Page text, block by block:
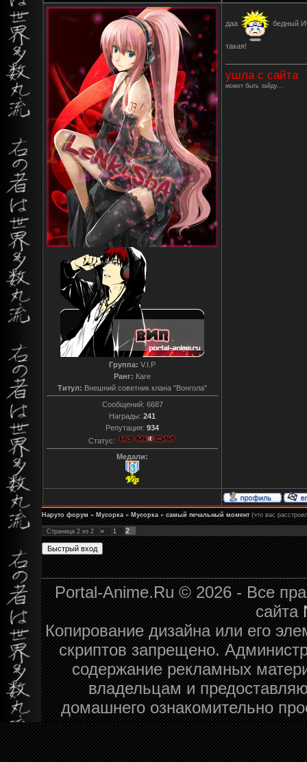
Группа: V.I.P
Ранг: Каге
Титул: Внешний советник клана "Вонгола"
Сообщений: 6687
Награды: 241
Репутация: 934
Статус:
Медали:
даа бедный
такая!
ушла с сайта
может быть зайду...
Наруто форум » Мусорка » Мусорка » самый печальный момент (что вас
Страница 2 из 2 « 1 2
Portal-Anime.Ru © 2026 - Все
сайта
Копирование дизайна или его
скриптов запрещено.
содержание рекламных
владельцам и
домашнего ознакомительно